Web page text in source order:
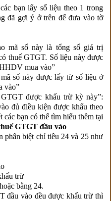
bạn lấy số liệu theo 1 trong
đã gợi ý ở trên để đưa vào tờ
mã số này là tổng số giá trị
thuế GTGT. Số liệu này được
mua vào”
số này được lấy từ số liệu ở
vào”
được khấu trừ kỳ này”:
đủ điều kiện được khấu theo
bạn có thể tìm hiểu thêm tại
GTGT đầu vào
phân biệt chỉ tiêu 24 và 25 như
trừ
bằng 24.
đầu vào đều được khấu trừ thì